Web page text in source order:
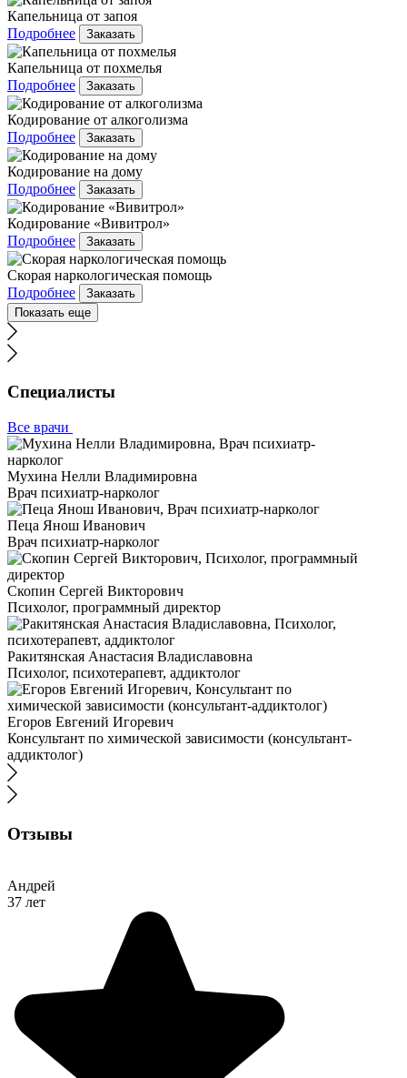
Капельница от запоя
Подробнее
Заказать
Капельница от похмелья
Подробнее
Заказать
Кодирование от алкоголизма
Подробнее
Заказать
Кодирование на дому
Подробнее
Заказать
Кодирование «Вивитрол»
Подробнее
Заказать
Скорая наркологическая помощь
Подробнее
Заказать
Показать еще
Специалисты
Все врачи
Мухина Нелли Владимировна
Врач психиатр-нарколог
Пеца Янош Иванович
Врач психиатр-нарколог
Скопин Сергей Викторович
Психолог, программный директор
Ракитянская Анастасия Владиславовна
Психолог, психотерапевт, аддиктолог
Егоров Евгений Игоревич
Консультант по химической зависимости (консультант-
аддиктолог)
Отзывы
Андрей
37 лет